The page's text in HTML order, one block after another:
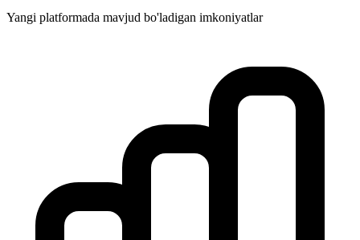
Yangi platformada mavjud bo'ladigan imkoniyatlar